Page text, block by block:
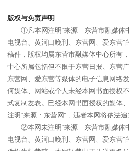
版权与免责声明
①凡本网注明“来源：东营市融媒体
电视台、黄河口晚刊、东营网、爱东营”
稿件，版权均属东营市融媒体中心所有
中心所属包括但不限于东营日报、东营
东营网、爱东营等媒体的电子信息网络
何媒体、网站或个人未经本网书面授权
式复制发表。已经本网书面授权的媒体
注明“来源：东营网”，违者本网将依法追
②本网未注明“来源：东营市融媒体
电视台、黄河口晚刊、东营网、爱东营”